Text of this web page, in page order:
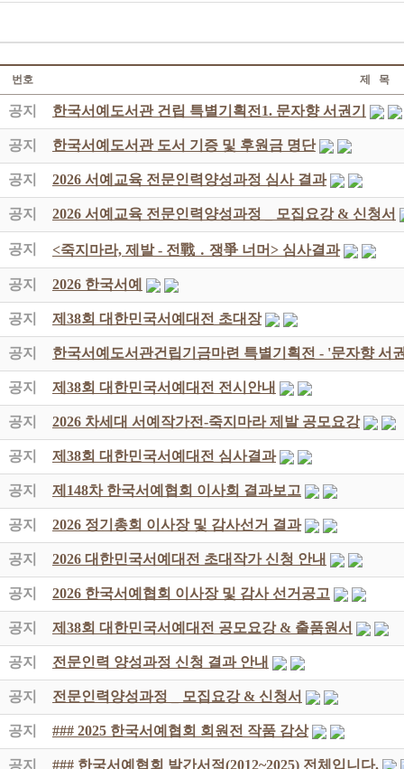
번호 제 목
공지 한국서예도서관 건립 특별기획전1. 문자향 서권기
공지 한국서예도서관 도서 기증 및 후원금 명단
공지 2026 서예교육 전문인력양성과정 심사 결과
공지 2026 서예교육 전문인력양성과정 _ 모집요강 & 신청서
공지 <죽지마라, 제발 - 전戰 ․ 쟁爭 너머> 심사결과
공지 2026 한국서예
공지 제38회 대한민국서예대전 초대장
공지 한국서예도서관건립기금마련 특별기획전 - '문자향 서
공지 제38회 대한민국서예대전 전시안내
공지 2026 차세대 서예작가전-죽지마라 제발 공모요강
공지 제38회 대한민국서예대전 심사결과
공지 제148차 한국서예협회 이사회 결과보고
공지 2026 정기총회 이사장 및 감사선거 결과
공지 2026 대한민국서예대전 초대작가 신청 안내
공지 2026 한국서예협회 이사장 및 감사 선거공고
공지 제38회 대한민국서예대전 공모요강 & 출품원서
공지 전문인력 양성과정 신청 결과 안내
공지 전문인력양성과정 _ 모집요강 & 신청서
공지 ### 2025 한국서예협회 회원전 작품 감상
공지 ### 한국서예협회 발간서적(2012~2025) 전체입니다.